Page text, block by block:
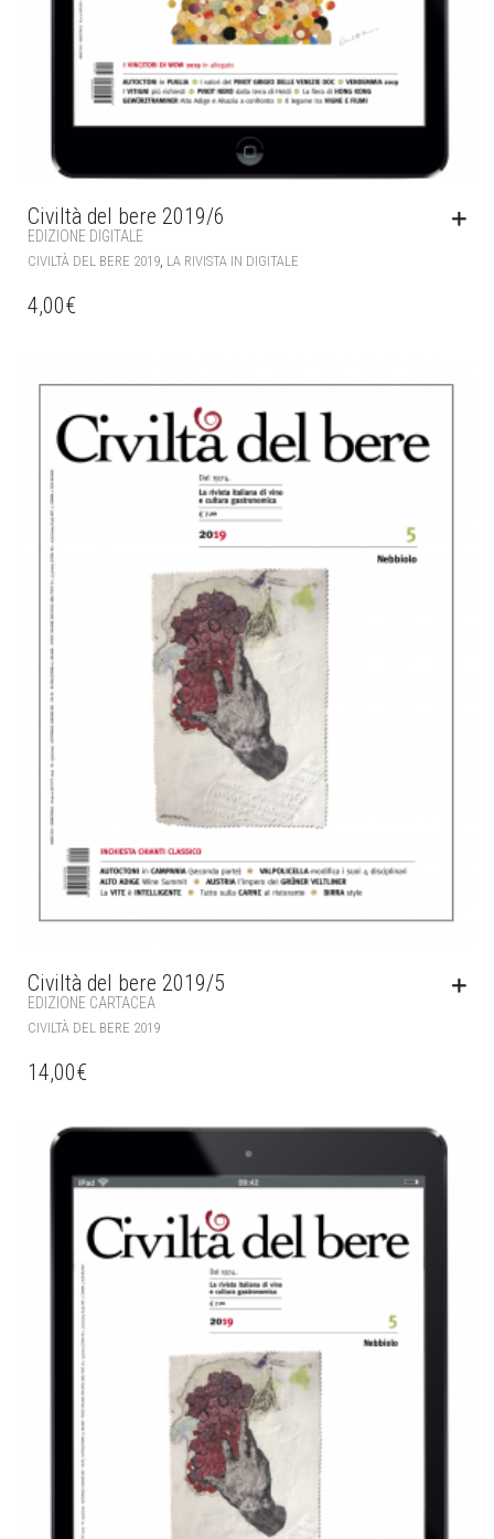
Civiltà del bere 2019/6
EDIZIONE DIGITALE
CIVILTÀ DEL BERE 2019 LA RIVISTA IN DIGITALE
4,00€
Civiltà del bere 2019/5
EDIZIONE CARTACEA
CIVILTÀ DEL BERE 2019
14,00€